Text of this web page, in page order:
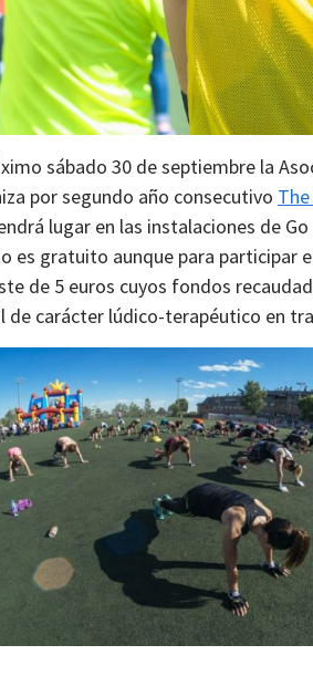
sábado 30 de septiembre la
por segundo año consecutivo
lugar en las instalaciones de
es gratuito aunque para participar
de 5 euros cuyos fondos
de carácter lúdico-terapéutico en